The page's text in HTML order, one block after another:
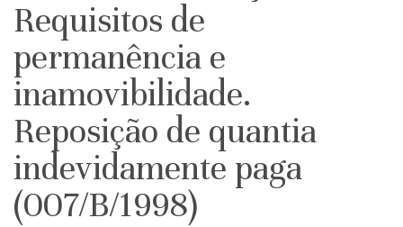
Requisitos de
permanência e
inamovibilidade.
Reposição de quantia
indevidamente paga
(007/B/1998)